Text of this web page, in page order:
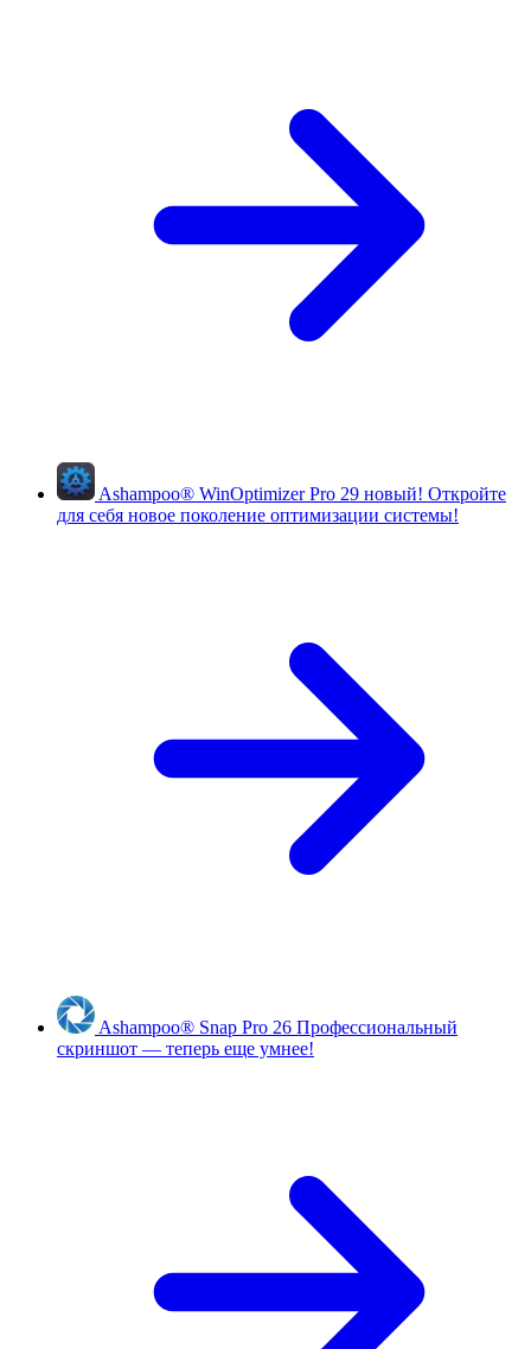
Ashampoo® WinOptimizer Pro 29 новый! Откройте
для себя новое поколение оптимизации системы!
Ashampoo® Snap Pro 26 Профессиональный
скриншот — теперь еще умнее!